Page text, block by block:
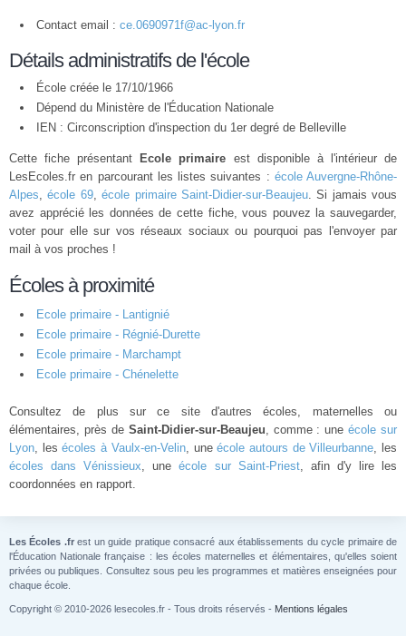
Contact email : ce.0690971f@ac-lyon.fr
Détails administratifs de l'école
École créée le 17/10/1966
Dépend du Ministère de l'Éducation Nationale
IEN : Circonscription d'inspection du 1er degré de Belleville
Cette fiche présentant Ecole primaire est disponible à l'intérieur de
LesEcoles.fr en parcourant les listes suivantes : école Auvergne-Rhône-
Alpes,école 69,école primaire Saint-Didier-sur-Beaujeu. Si jamais vous
avez apprécié les données de cette fiche, vous pouvez la sauvegarder,
voter pour elle sur vos réseaux sociaux ou pourquoi pas l'envoyer par
mail à vos proches !
Écoles à proximité
Ecole primaire - Lantignié
Ecole primaire - Régnié-Durette
Ecole primaire - Marchampt
Ecole primaire - Chénelette
Consultez de plus sur ce site d'autres écoles, maternelles ou
élémentaires, près de Saint-Didier-sur-Beaujeu, comme : uneécole sur
Lyon, lesécoles à Vaulx-en-Velin, uneécole autours de Villeurbanne, les
écoles dans Vénissieux, uneécole sur Saint-Priest, afin d'y lire les
coordonnées en rapport.
Les Écoles .frest un guide pratique consacré aux établissements du cycle primaire de
l'Éducation Nationale française : les écoles maternelles et élémentaires, qu'elles soient
privées ou publiques. Consultez sous peu les programmes et matières enseignées pour
chaque école.
Copyright © 2010-2026 lesecoles.fr - Tous droits réservés - Mentions légales